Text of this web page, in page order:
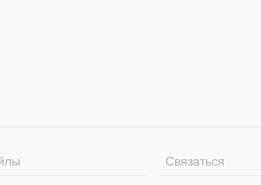
Связаться